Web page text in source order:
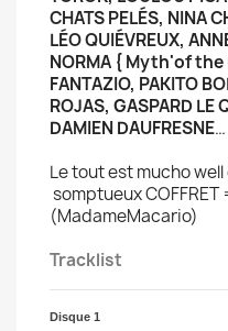
CHATS PELÉS, NINA
LÉO QUIÉVREUX,
NORMA { Myth'of the
FANTAZIO, PAKITO
ROJAS, GASPARD LE
DAMIEN DAUFRESNE…
Le tout est mucho
somptueux
(MadameMacario)
Tracklist
Disque 1